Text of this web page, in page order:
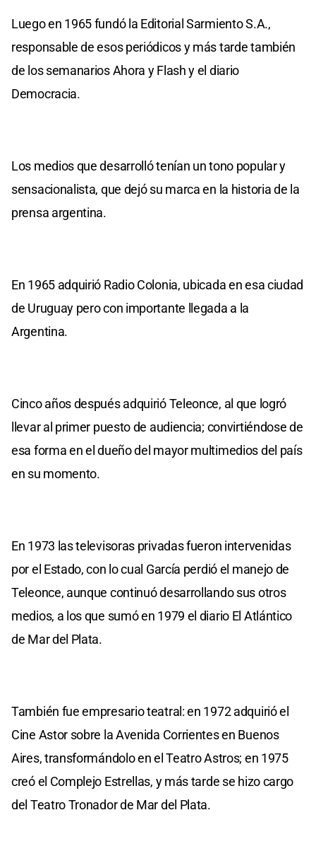
Luego en 1965 fundó la Editorial Sarmiento S.A.,
responsable de esos periódicos y más tarde también
de los semanarios Ahora y Flash y el diario
Democracia.
Los medios que desarrolló tenían un tono popular y
sensacionalista, que dejó su marca en la historia de la
prensa argentina.
En 1965 adquirió Radio Colonia, ubicada en esa ciudad
de Uruguay pero con importante llegada a la
Argentina.
Cinco años después adquirió Teleonce, al que logró
llevar al primer puesto de audiencia; convirtiéndose de
esa forma en el dueño del mayor multimedios del país
en su momento.
En 1973 las televisoras privadas fueron intervenidas
por el Estado, con lo cual García perdió el manejo de
Teleonce, aunque continuó desarrollando sus otros
medios, a los que sumó en 1979 el diario El Atlántico
de Mar del Plata.
También fue empresario teatral: en 1972 adquirió el
Cine Astor sobre la Avenida Corrientes en Buenos
Aires, transformándolo en el Teatro Astros; en 1975
creó el Complejo Estrellas, y más tarde se hizo cargo
del Teatro Tronador de Mar del Plata.